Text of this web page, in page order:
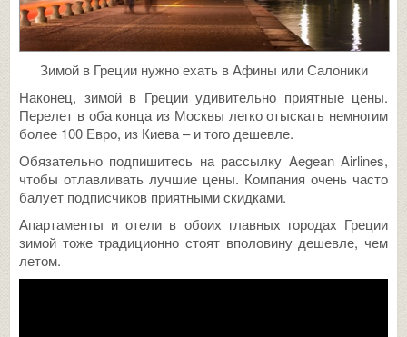
Зимой в Греции нужно ехать в Афины или Салоники
Наконец, зимой в Греции удивительно приятные цены.
Перелет в оба конца из Москвы легко отыскать немногим
более 100 Евро, из Киева – и того дешевле.
Обязательно подпишитесь на рассылку Aegean Airlines,
чтобы отлавливать лучшие цены. Компания очень часто
балует подписчиков приятными скидками.
Апартаменты и отели в обоих главных городах Греции
зимой тоже традиционно стоят вполовину дешевле, чем
летом.